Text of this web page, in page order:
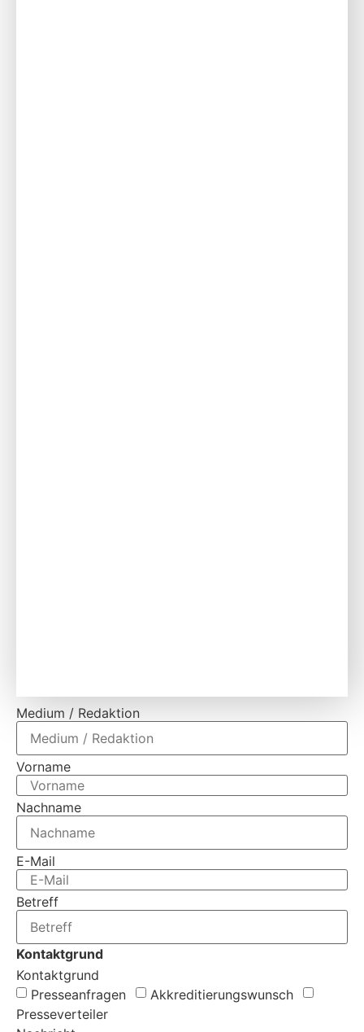
Medium / Redaktion
Vorname
Nachname
E-Mail
Betreff
Kontaktgrund
Kontaktgrund
Presseanfragen
Akkreditierungs­wunsch
Presseverteiler